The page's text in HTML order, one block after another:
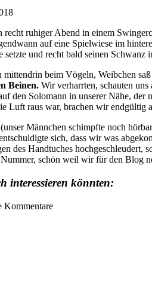
recht ruhiger Abend in einem
auf eine Spielwiese im
setzte und recht bald seinen
mittendrin beim Vögeln, Weibchen
Beinen. Wir verharrten, schauten
den Solomann in unserer Nähe,
Luft raus war, brachen wir endgültig
Männchen schimpfte noch
sich, dass wir was
des Handtuches
schön weil wir für den Blog
interessieren könnten:
Kommentare